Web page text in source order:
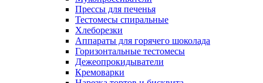
Прессы для печенья
Тестомесы спиральные
Хлеборезки
Аппараты для горячего шоколада
Горизонтальные тестомесы
Дежеопрокидыватели
Кремоварки